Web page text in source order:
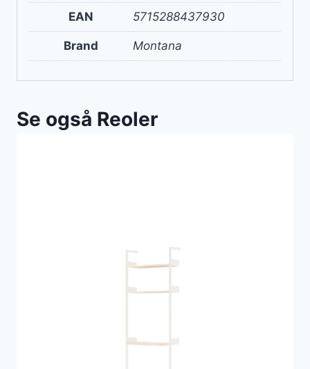
EAN 5715288437930
Brand Montana
Se også Reoler